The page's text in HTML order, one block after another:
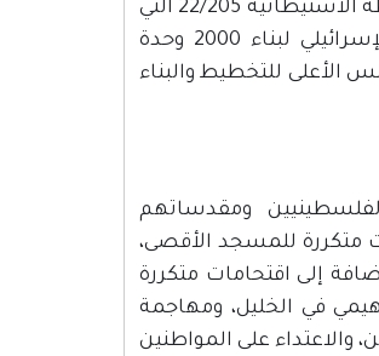
جالود، وفي الحوض (رقم 12) من أراضي قرية جالود أيضا موقع "رأس مويس" لتنفيذ الخطة الاستيطانية 22/205 التي
تستهدف أراضي المواطنين في قريتي جالود وقريوت، ومخطط لسلطات الاحتلال الإسرائيلي لبناء 2000 وحدة
الأعلى للتخطيط والبناء
ومقدساتهم
من ضمنها اقتحامات متكررة للمسجد الأقصى،
إلى اقتحامات متكررة
في الخليل، ومهاجمة
على المواطنين